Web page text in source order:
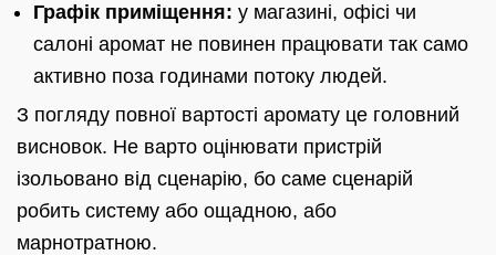
Графік приміщення: у магазині, офісі чи
салоні аромат не повинен працювати так само
активно поза годинами потоку людей.
З погляду повної вартості аромату це головний
висновок. Не варто оцінювати пристрій
ізольовано від сценарію, бо саме сценарій
робить систему або ощадною, або
марнотратною.